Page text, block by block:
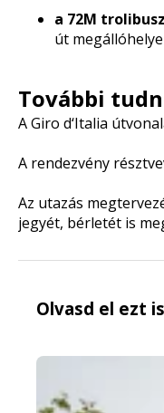
a 72M trolibusz
út
További
A Giro d‘Italia
A rendezvény
Az utazás
jegyét, bérletét is
Olvasd el ezt is